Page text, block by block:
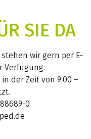
SIE DA
wir gern per E-
Verfügung.
der Zeit von 9:00 –
0